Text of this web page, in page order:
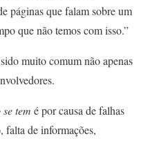
páginas que falam sobre um
que não temos com isso.”
muito comum não apenas
tem é por causa de falhas
falta de informações,